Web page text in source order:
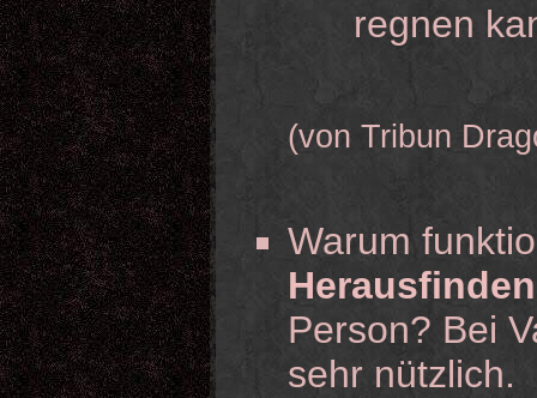
regnen
(von Tribun
Warum
Person? Bei
sehr nützlich.